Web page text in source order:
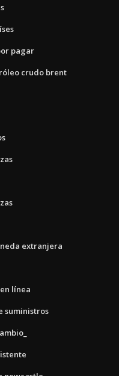
pagar
crudo brent
extranjera
línea
suministros